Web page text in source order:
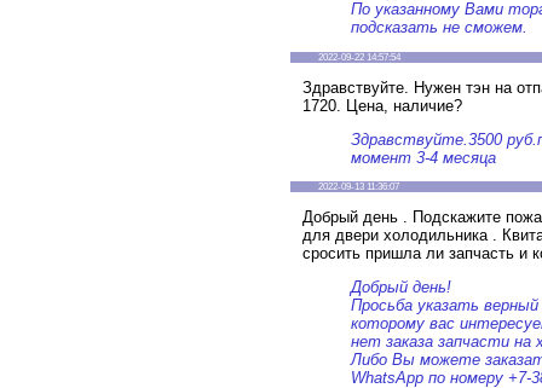
По указанному Вами
подсказать не сможем.
2022-09-22 14:57:54
Здравствуйте. Нужен тэн на
1720. Цена, наличие?
Здравствуйте.3500
момент 3-4 месяца
2022-09-13 11:36:07
Добрый день . Подскажите
для двери холодильника .
сросить пришла ли запчасть и
Добрый день!
Просьба указать
которому вас
нет заказа запчасти на
Либо Вы можете
WhatsApp по номеру +7-